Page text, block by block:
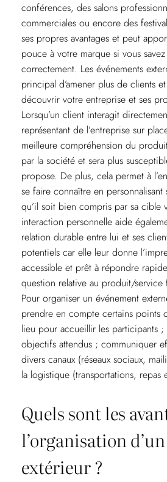
conférences, des salons
commerciales ou encore des
ses propres avantages et peut
pouce à votre marque si vous
correctement. Les événements
principal d’amener plus de clients
découvrir votre entreprise et ses
Lorsqu’un client interagit
représentant de l’entreprise sur
meilleure compréhension du
par la société et sera plus
propose. De plus, cela permet à
se faire connaître en personnalisant
qu’il soit bien compris par sa cible
interaction personnelle aide
relation durable entre lui et ses
potentiels car elle leur donne
accessible et prêt à répondre
question relative au produit/
Pour organiser un événement
prendre en compte certains points
lieu pour accueillir les participants
objectifs attendus ; communiquer
divers canaux (réseaux sociaux,
la logistique (transportations, repas
Quels sont les
l’organisation
extérieur ?